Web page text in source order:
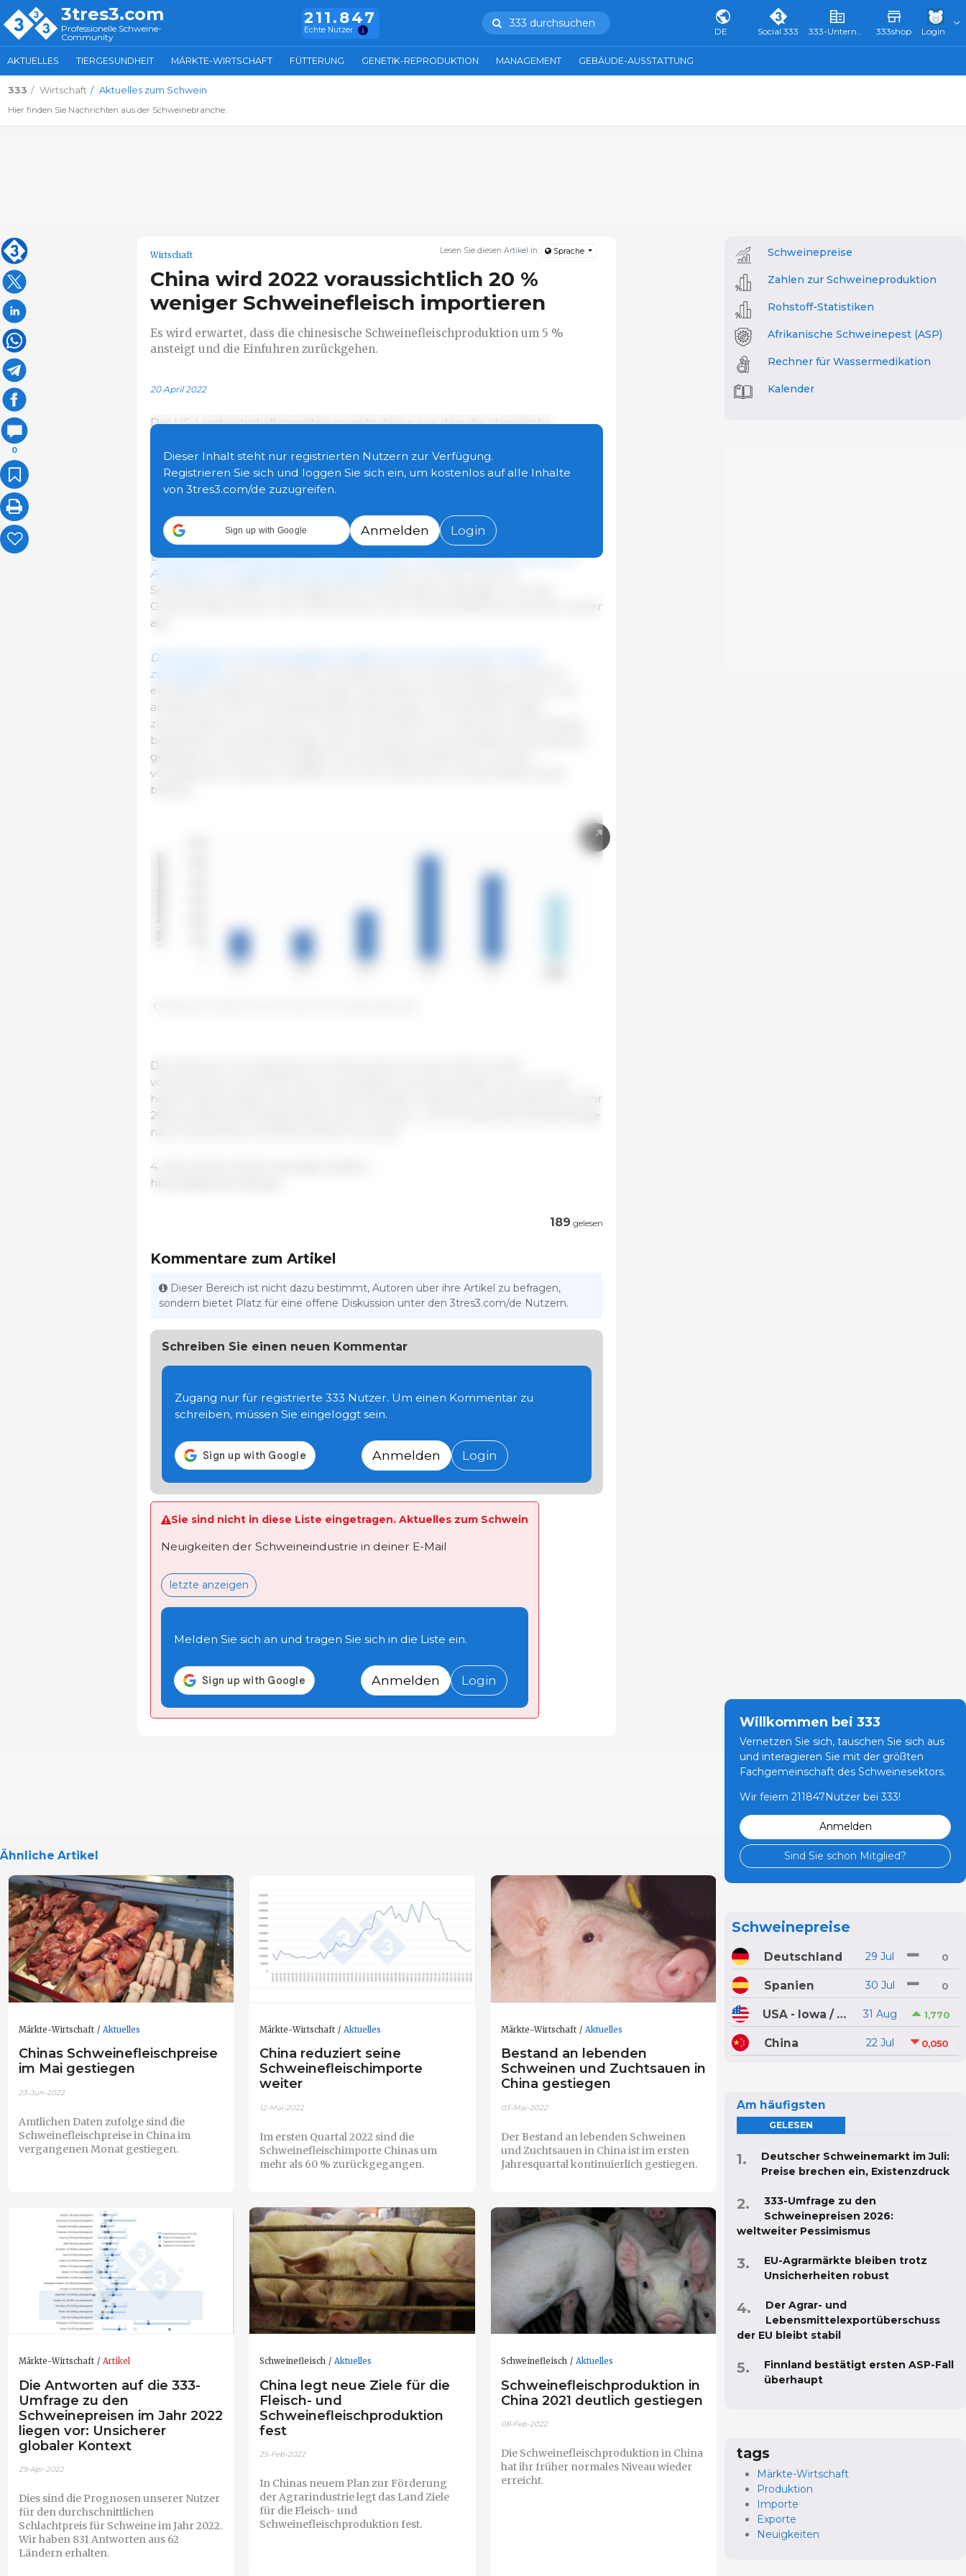
3tres3.com
Professionelle Schweine-
Community
211.847
Echte Nutzer
333 durchsuchen
DE Social 333 333-Unternehmensverzeichnis & Führer 333shop Login
AKTUELLES TIERGESUNDHEIT MÄRKTE-WIRTSCHAFT FÜTTERUNG GENETIK-REPRODUKTION MANAGEMENT GEBÄUDE-AUSSTATTUNG
333 Wirtschaft Aktuelles zum Schwein
Hier finden Sie Nachrichten aus der Schweinebranche.
0
Lesen Sie diesen Artikel in: Sprache
Wirtschaft
China wird 2022 voraussichtlich 20 %
weniger Schweinefleisch importieren
Es wird erwartet, dass die chinesische Schweinefleischproduktion um 5 %
ansteigt und die Einfuhren zurückgehen.
20 April 2022
Das US-Landwirtschaftsministerium geht davon aus, dass die chinesische
Anstieg von 2 % gegenüber 2021 entspricht und auf hohe Anfangsbestände und
effizientere Sauen zurückzuführen ist. Es wird erwartet, dass die Verluste der
Erzeuger und die staatlichen Maßnahmen zur Stabilisierung des
Jahr 2022 dämpfen werden.
Die Schweinefleischproduktion wird auf 50 Mio. Tonnen geschätzt, was einem
Anstieg von 5 % gegenüber 2021 entspricht
Schweineproduktion und steigenden Schlachtzahlen getragen wird. Die
Großerzeuger bauen ihren Marktanteil an der Schweinefleischproduktion weiter
aus.
Die Einfuhren von Schweinefleisch dürften um 24 % auf 3,3 Mio. Tonnen
zurückgehen
erhöhten Zollsatz sowie auf weniger optimistische Wirtschaftsaussichten und
anhaltende COVID-19-bedingte Beschränkungen und Marktstörungen
zurückzuführen ist. Dennoch werden die Einfuhren ihr historisch hohes Niveau
beibehalten, da die Nachfrage nach importierten Schweinefleischerzeugnissen
gestiegen ist. Die fünf wichtigsten Schweinefleischlieferanten werden
voraussichtlich Spanien, Brasilien, die USA, Dänemark und die Niederlande
bleiben.
Chinese pork imports. Source: USDA, TDM and Post estimate
Die Einfuhren von lebenden Zuchtschweinen im Jahr 2022 werden
voraussichtlich auf 20.000 Tiere zurückgehen, da die Erzeuger noch aus den
hohen Liefermengen des Jahres 2021 schöpfen. Außerdem dürfte das bis ins Jahr
2022 anhaltende niedrige Niveau der Schweine- und Ferkelpreise die Nachfrage
nach importierten Zuchtschweinen bremsen.
4. März 2022/ USDA/ Vereinigte Staaten.
https://apps.fas.usda.gov
Dieser Inhalt steht nur registrierten Nutzern zur Verfügung.
Registrieren Sie sich und loggen Sie sich ein, um kostenlos auf alle Inhalte
von 3tres3.com/de zuzugreifen.
Sign up with Google Anmelden Login
189 gelesen
Kommentare zum Artikel
Dieser Bereich ist nicht dazu bestimmt, Autoren über ihre Artikel zu befragen,
sondern bietet Platz für eine offene Diskussion unter den 3tres3.com/de Nutzern.
Schreiben Sie einen neuen Kommentar
Zugang nur für registrierte 333 Nutzer. Um einen Kommentar zu
schreiben, müssen Sie eingeloggt sein.
Anmelden Login
Sie sind nicht in diese Liste eingetragen. Aktuelles zum Schwein
Neuigkeiten der Schweineindustrie in deiner E-Mail
letzte anzeigen
Melden Sie sich an und tragen Sie sich in die Liste ein.
Anmelden Login
Ähnliche Artikel
Märkte-Wirtschaft Aktuelles
Chinas Schweinefleischpreise
im Mai gestiegen
23-Jun-2022
Amtlichen Daten zufolge sind die
Schweinefleischpreise in China im
vergangenen Monat gestiegen.
Märkte-Wirtschaft Aktuelles
China reduziert seine
Schweinefleischimporte
weiter
12-Mai-2022
Im ersten Quartal 2022 sind die
Schweinefleischimporte Chinas um
mehr als 60 % zurückgegangen.
Märkte-Wirtschaft Aktuelles
Bestand an lebenden
Schweinen und Zuchtsauen in
China gestiegen
03-Mai-2022
Der Bestand an lebenden Schweinen
und Zuchtsauen in China ist im ersten
Jahresquartal kontinuierlich gestiegen.
Märkte-Wirtschaft Artikel
Die Antworten auf die 333-
Umfrage zu den
Schweinepreisen im Jahr 2022
liegen vor: Unsicherer
globaler Kontext
29-Apr-2022
Dies sind die Prognosen unserer Nutzer
für den durchschnittlichen
Schlachtpreis für Schweine im Jahr 2022.
Wir haben 831 Antworten aus 62
Ländern erhalten.
Schweinefleisch Aktuelles
China legt neue Ziele für die
Fleisch- und
Schweinefleischproduktion
fest
25-Feb-2022
In Chinas neuem Plan zur Förderung
der Agrarindustrie legt das Land Ziele
für die Fleisch- und
Schweinefleischproduktion fest.
Schweinefleisch Aktuelles
Schweinefleischproduktion in
China 2021 deutlich gestiegen
08-Feb-2022
Die Schweinefleischproduktion in China
hat ihr früher normales Niveau wieder
erreicht.
Schweinepreise
Zahlen zur Schweineproduktion
Rohstoff-Statistiken
Afrikanische Schweinepest (ASP)
Rechner für Wassermedikation
Kalender
Willkommen bei 333
Vernetzen Sie sich, tauschen Sie sich aus
und interagieren Sie mit der größten
Fachgemeinschaft des Schweinesektors.
Wir feiern 211847Nutzer bei 333!
Anmelden
Sind Sie schon Mitglied?
Schweinepreise
Deutschland 29 Jul 0
Spanien 30 Jul 0
USA - Iowa / Minnesota 31 Aug 1,770
China 22 Jul 0,050
Am häufigsten
GELESEN
Deutscher Schweinemarkt im Juli:
Preise brechen ein, Existenzdruck
333-Umfrage zu den
Schweinepreisen 2026:
weltweiter Pessimismus
EU-Agrarmärkte bleiben trotz
Unsicherheiten robust
Der Agrar- und
Lebensmittelexportüberschuss
der EU bleibt stabil
Finnland bestätigt ersten ASP-Fall
überhaupt
tags
Märkte-Wirtschaft
Produktion
Importe
Exporte
Neuigkeiten